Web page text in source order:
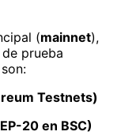
(mainnet),
prueba
Testnets)
20 en BSC)